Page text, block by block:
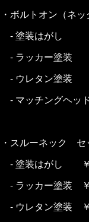
・ボルトオン（
- 塗装はがし
- ラッカー塗装
- ウレタン塗装
- マッチングヘッ
・スルーネック セ
- 塗装はがし ￥
- ラッカー塗装
- ウレタン塗装